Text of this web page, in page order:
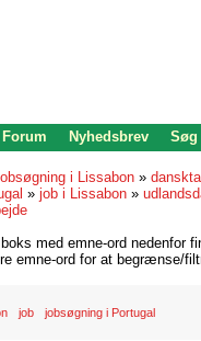
Nyhedsbrev Søg
i Lissabon »
» job i Lissabon »
med emne-ord nedenfor
emne-ord for at begrænse/
job jobsøgning i Portugal